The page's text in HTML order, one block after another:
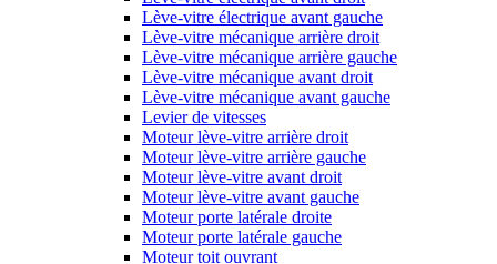
Lève-vitre électrique avant gauche
Lève-vitre mécanique arrière droit
Lève-vitre mécanique arrière gauche
Lève-vitre mécanique avant droit
Lève-vitre mécanique avant gauche
Levier de vitesses
Moteur lève-vitre arrière droit
Moteur lève-vitre arrière gauche
Moteur lève-vitre avant droit
Moteur lève-vitre avant gauche
Moteur porte latérale droite
Moteur porte latérale gauche
Moteur toit ouvrant